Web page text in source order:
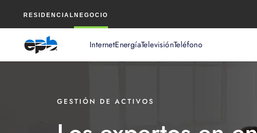
RESIDENCIAL NEGOCIO
InternetEnergíaTelevisiónTeléfono
principal
GESTIÓN DE ACTIVOS